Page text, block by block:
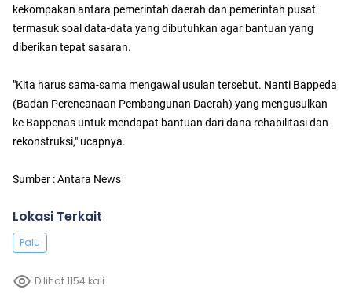
kekompakan antara pemerintah daerah dan pemerintah pusat
termasuk soal data-data yang dibutuhkan agar bantuan yang
diberikan tepat sasaran.
"Kita harus sama-sama mengawal usulan tersebut. Nanti Bappeda
(Badan Perencanaan Pembangunan Daerah) yang mengusulkan
ke Bappenas untuk mendapat bantuan dari dana rehabilitasi dan
rekonstruksi," ucapnya.
Sumber : Antara News
Lokasi Terkait
Palu
Dilihat 1154 kali